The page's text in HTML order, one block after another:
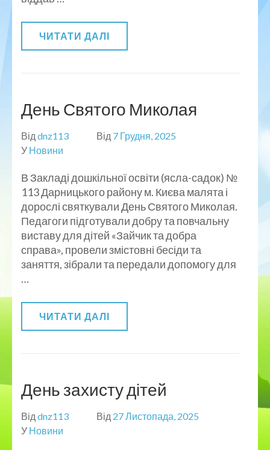
ЧИТАТИ ДАЛІ
День Святого Миколая
Від dnz113 Від 7 Грудня, 2025
У Новини
В Закладі дошкільної освіти (ясла-садок) №
113 Дарницького району м. Києва малята і
дорослі святкували День Святого Миколая.
Педагоги підготували добру та повчальну
виставу для дітей «Зайчик та добра
справа», провели змістовні бесіди та
заняття, зібрали та передали допомогу для
…
ЧИТАТИ ДАЛІ
День захисту дітей
Від dnz113 Від 27 Листопада, 2025
У Новини